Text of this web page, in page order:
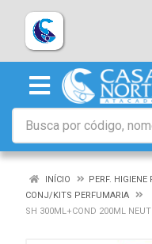
INÍCIO
PERF. HIGIENE
CONJ/KITS PERFUMARIA
SH 300ML+COND 200ML